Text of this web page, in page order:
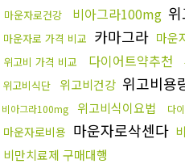
마운자로건강 비아그라100mg
마운자로 가격 비교 카마그라 마운
위고비 가격 비교 다이어트약추천
위고비식단 위고비건강 위고비용
비아그라100mg 위고비식이요법 다
마운자로비용 마운자로삭센다
비만치료제 구매대행